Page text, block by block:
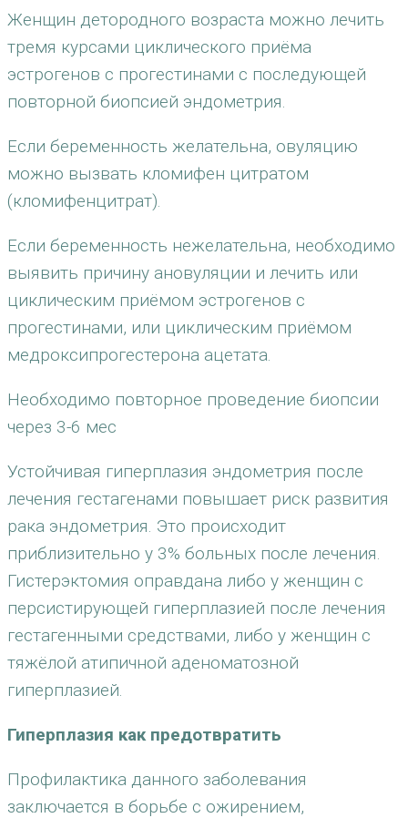
Женщин детородного возраста можно лечить
тремя курсами циклического приёма
эстрогенов с прогестинами с последующей
повторной биопсией эндометрия.
Если беременность желательна, овуляцию
можно вызвать кломифен цитратом
(кломифенцитрат).
Если беременность нежелательна, необходимо
выявить причину ановуляции и лечить или
циклическим приёмом эстрогенов с
прогестинами, или циклическим приёмом
медроксипрогестерона ацетата.
Необходимо повторное проведение биопсии
через 3-6 мес
Устойчивая гиперплазия эндометрия после
лечения гестагенами повышает риск развития
рака эндометрия. Это происходит
приблизительно у 3% больных после лечения.
Гистерэктомия оправдана либо у женщин с
персистирующей гиперплазией после лечения
гестагенными средствами, либо у женщин с
тяжёлой атипичной аденоматозной
гиперплазией.
Гиперплазия как предотвратить
Профилактика данного заболевания
заключается в борьбе с ожирением,